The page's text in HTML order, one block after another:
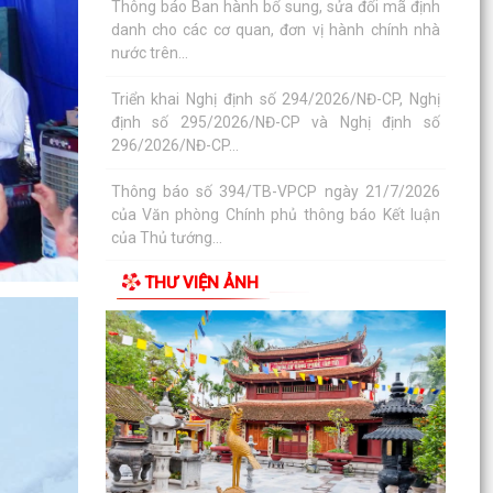
nước trên...
Triển khai Nghị định số 294/2026/NĐ-CP, Nghị
296/2026/NĐ-CP...
Thông báo số 394/TB-VPCP ngày 21/7/2026
của Thủ tướng...
Triển khai thi hành Nghị định số 274/2026/NĐ-
CP của Chính phủ quy định chi tiết một số điều
và biện...
Quán triệt chỉ đạo của Tổng Bí thư, Chủ tịch
nước tại Thông báo số 64-TB/VPTW, ngày
22/5/2026 và...
Tuyên truyền, triển khai thực hiện Nghị Quyết số
20/2026/NQ-HĐND ngày 28/7/2026 của HĐND
thành phố...
THƯ VIỆN ẢNH